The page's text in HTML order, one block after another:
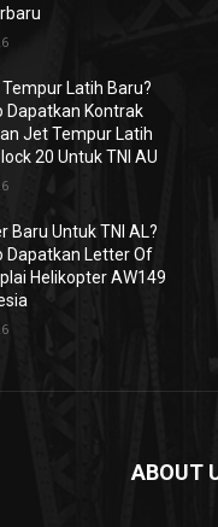
Latih Baru?
Dapatkan Kontrak
Jet Tempur Latih
20 Untuk TNI AU
Baru Untuk TNI AL?
Dapatkan Letter Of
Helikopter AW149
ABOUT